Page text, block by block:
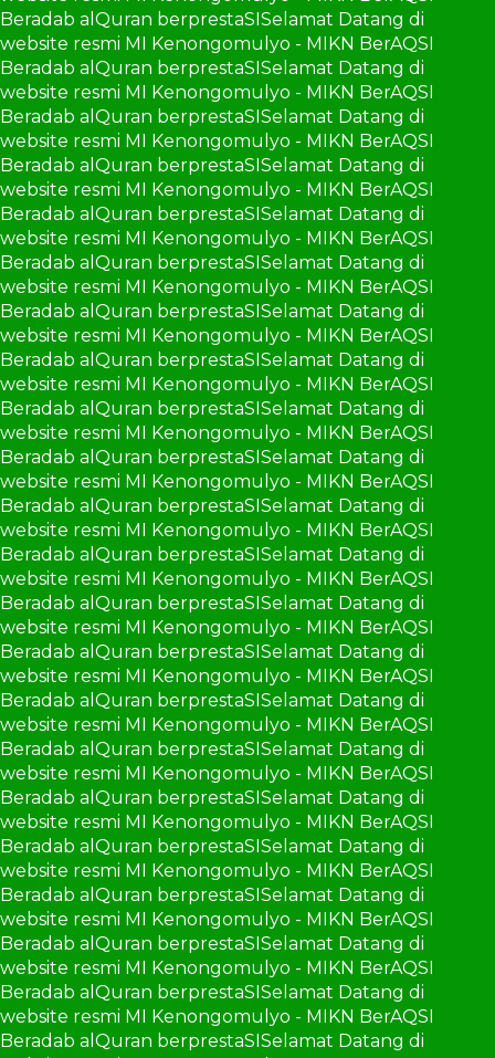
Beradab alQuran berprestaSISelamat Datang di
website resmi MI Kenongomulyo - MIKN BerAQSI
Beradab alQuran berprestaSISelamat Datang di
website resmi MI Kenongomulyo - MIKN BerAQSI
Beradab alQuran berprestaSISelamat Datang di
website resmi MI Kenongomulyo - MIKN BerAQSI
Beradab alQuran berprestaSISelamat Datang di
website resmi MI Kenongomulyo - MIKN BerAQSI
Beradab alQuran berprestaSISelamat Datang di
website resmi MI Kenongomulyo - MIKN BerAQSI
Beradab alQuran berprestaSISelamat Datang di
website resmi MI Kenongomulyo - MIKN BerAQSI
Beradab alQuran berprestaSISelamat Datang di
website resmi MI Kenongomulyo - MIKN BerAQSI
Beradab alQuran berprestaSISelamat Datang di
website resmi MI Kenongomulyo - MIKN BerAQSI
Beradab alQuran berprestaSISelamat Datang di
website resmi MI Kenongomulyo - MIKN BerAQSI
Beradab alQuran berprestaSISelamat Datang di
website resmi MI Kenongomulyo - MIKN BerAQSI
Beradab alQuran berprestaSISelamat Datang di
website resmi MI Kenongomulyo - MIKN BerAQSI
Beradab alQuran berprestaSISelamat Datang di
website resmi MI Kenongomulyo - MIKN BerAQSI
Beradab alQuran berprestaSISelamat Datang di
website resmi MI Kenongomulyo - MIKN BerAQSI
Beradab alQuran berprestaSISelamat Datang di
website resmi MI Kenongomulyo - MIKN BerAQSI
Beradab alQuran berprestaSISelamat Datang di
website resmi MI Kenongomulyo - MIKN BerAQSI
Beradab alQuran berprestaSISelamat Datang di
website resmi MI Kenongomulyo - MIKN BerAQSI
Beradab alQuran berprestaSISelamat Datang di
website resmi MI Kenongomulyo - MIKN BerAQSI
Beradab alQuran berprestaSISelamat Datang di
website resmi MI Kenongomulyo - MIKN BerAQSI
Beradab alQuran berprestaSISelamat Datang di
website resmi MI Kenongomulyo - MIKN BerAQSI
Beradab alQuran berprestaSISelamat Datang di
website resmi MI Kenongomulyo - MIKN BerAQSI
Beradab alQuran berprestaSISelamat Datang di
website resmi MI Kenongomulyo - MIKN BerAQSI
Beradab alQuran berprestaSISelamat Datang di